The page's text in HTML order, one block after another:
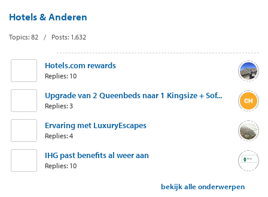
Hotels & Anderen
Topics: 82 / Posts: 1,632
Hotels.com rewards
Replies: 10
Upgrade van 2 Queenbeds naar 1 Kingsize + Sof...
Replies: 3
Ervaring met LuxuryEscapes
Replies: 4
IHG past benefits al weer aan
Replies: 10
bekijk alle onderwerpen